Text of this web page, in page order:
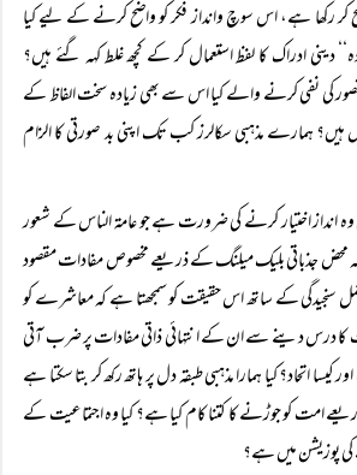
رکھا ہے، اس سوچ وانداز فکر کو واضح کرنے کے لیے کیا
دینی ادراک کا لفظ استعمال کر کے کچھ غلط کہہ گئے ہیں؟
کی نفی کرنے والے کیا اس سے بھی زیادہ سخت الفاظ کے
ہمارے مذہبی سکالرز کب تک اپنی بد صورتی کا الزام
وہ انداز اختیار کرنے کی ضرورت ہے جو عامۃ الناس کے شعور
جذباتی بلیک میلنگ کے ذریعے مخصوص مفادات مقصود
سنجیدگی کے ساتھ اس حقیقت کو سمجھتا ہے کہ معاشرے کو
کا درس دینے سے ان کے انتہائی ذاتی مفادات پر ضرب آتی
اتحاد؟ کیا ہمارا مذہبی طبقہ دل پر ہاتھ رکھ کر بتا سکتا ہے
امت کو جوڑنے کا کتنا کام کیا ہے؟ کیا وہ اجتماعیت کے
کی پوزیشن میں ہے؟